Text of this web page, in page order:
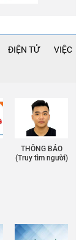
ĐIỆN TỬ VIỆC
THÔNG BÁO
(Truy tìm người)